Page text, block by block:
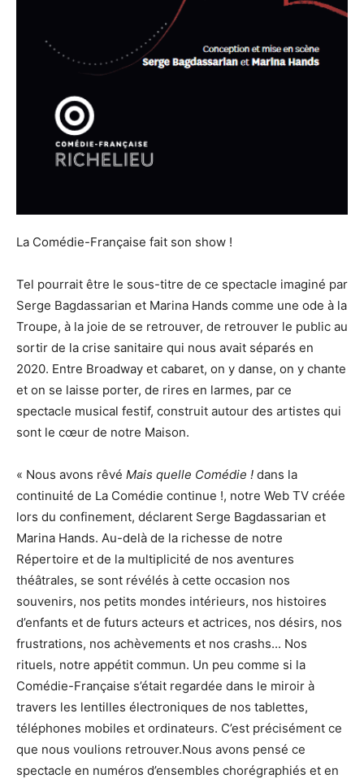
La Comédie-Française fait son show !
Tel pourrait être le sous-titre de ce spectacle imaginé par
Serge Bagdassarian et Marina Hands comme une ode à la
Troupe, à la joie de se retrouver, de retrouver le public au
sortir de la crise sanitaire qui nous avait séparés en
2020. Entre Broadway et cabaret, on y danse, on y chante
et on se laisse porter, de rires en larmes, par ce
spectacle musical festif, construit autour des artistes qui
sont le cœur de notre Maison.
« Nous avons rêvé Mais quelle Comédie ! dans la
continuité de La Comédie continue !, notre Web TV créée
lors du confinement, déclarent Serge Bagdassarian et
Marina Hands. Au-delà de la richesse de notre
Répertoire et de la multiplicité de nos aventures
théâtrales, se sont révélés à cette occasion nos
souvenirs, nos petits mondes intérieurs, nos histoires
d’enfants et de futurs acteurs et actrices, nos désirs, nos
frustrations, nos achèvements et nos crashs... Nos
rituels, notre appétit commun. Un peu comme si la
Comédie-Française s’était regardée dans le miroir à
travers les lentilles électroniques de nos tablettes,
téléphones mobiles et ordinateurs. C’est précisément ce
que nous voulions retrouver.Nous avons pensé ce
spectacle en numéros d’ensembles chorégraphiés et en